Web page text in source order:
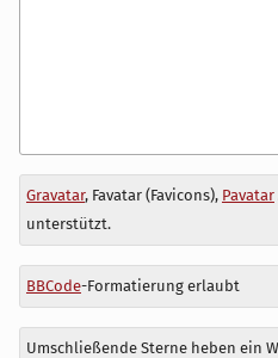
Antwort
zu
Gravatar, Favatar (Favicons), Pavatar
unterstützt.
BBCode-Formatierung erlaubt
Umschließende Sterne heben ein